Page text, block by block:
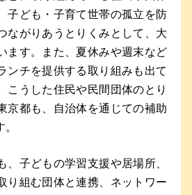
子ども・子育て世帯の孤立を防
ながりあうとりくみとして、大
ます。また、夏休みや週末など
ンチを提供する取り組みも出て
こうした住民や民間団体のとり
京都も、自治体を通じての補助
、子どもの学習支援や居場所、
り組む団体と連携、ネットワー